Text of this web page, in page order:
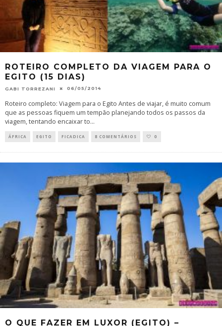
ROTEIRO COMPLETO DA VIAGEM PARA O
EGITO (15 DIAS)
GABI TORREZANI 06/05/2014
Roteiro completo: Viagem para o Egito Antes de viajar, é muito comum
que as pessoas fiquem um tempão planejando todos os passos da
viagem, tentando encaixar to...
ÁFRICA EGITO FICADICA 8 COMENTÁRIOS 0
O QUE FAZER EM LUXOR (EGITO) –